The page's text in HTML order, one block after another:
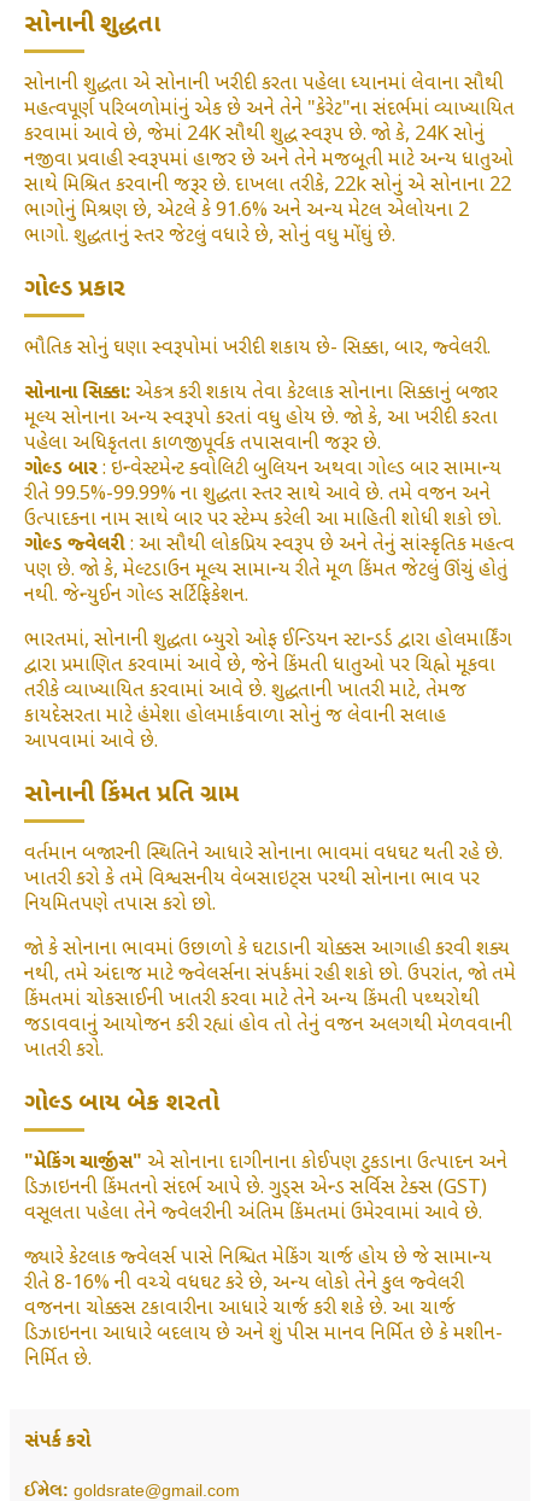
સોનાની શુદ્ધતા
સોનાની શુદ્ધતા એ સોનાની ખરીદી કરતા પહેલા ધ્યાનમાં લેવાના સૌથી
મહત્વપૂર્ણ પરિબળોમાંનું એક છે અને તેને "કેરેટ"ના સંદર્ભમાં વ્યાખ્યાયિત
કરવામાં આવે છે, જેમાં 24K સૌથી શુદ્ધ સ્વરૂપ છે. જો કે, 24K સોનું
નજીવા પ્રવાહી સ્વરૂપમાં હાજર છે અને તેને મજબૂતી માટે અન્ય ધાતુઓ
સાથે મિશ્રિત કરવાની જરૂર છે. દાખલા તરીકે, 22k સોનું એ સોનાના 22
ભાગોનું મિશ્રણ છે, એટલે કે 91.6% અને અન્ય મેટલ એલોયના 2
ભાગો. શુદ્ધતાનું સ્તર જેટલું વધારે છે, સોનું વધુ મોંઘું છે.
ગોલ્ડ પ્રકાર
ભૌતિક સોનું ઘણા સ્વરૂપોમાં ખરીદી શકાય છે- સિક્કા, બાર, જ્વેલરી.
સોનાના સિક્કા: એકત્ર કરી શકાય તેવા કેટલાક સોનાના સિક્કાનું બજાર
મૂલ્ય સોનાના અન્ય સ્વરૂપો કરતાં વધુ હોય છે. જો કે, આ ખરીદી કરતા
પહેલા અધિકૃતતા કાળજીપૂર્વક તપાસવાની જરૂર છે.
ગોલ્ડ બાર: ઇન્વેસ્ટમેન્ટ ક્વોલિટી બુલિયન અથવા ગોલ્ડ બાર સામાન્ય
રીતે 99.5%-99.99% ના શુદ્ધતા સ્તર સાથે આવે છે. તમે વજન અને
ઉત્પાદકના નામ સાથે બાર પર સ્ટેમ્પ કરેલી આ માહિતી શોધી શકો છો.
ગોલ્ડ જ્વેલરી: આ સૌથી લોકપ્રિય સ્વરૂપ છે અને તેનું સાંસ્કૃતિક મહત્વ
પણ છે. જો કે, મેલ્ટડાઉન મૂલ્ય સામાન્ય રીતે મૂળ કિંમત જેટલું ઊંચું હોતું
નથી. જેન્યુઈન ગોલ્ડ સર્ટિફિકેશન.
ભારતમાં, સોનાની શુદ્ધતા બ્યુરો ઓફ ઈન્ડિયન સ્ટાન્ડર્ડ દ્વારા હોલમાર્કિંગ
દ્વારા પ્રમાણિત કરવામાં આવે છે, જેને કિંમતી ધાતુઓ પર ચિહ્નો મૂકવા
તરીકે વ્યાખ્યાયિત કરવામાં આવે છે. શુદ્ધતાની ખાતરી માટે, તેમજ
કાયદેસરતા માટે હંમેશા હોલમાર્કવાળા સોનું જ લેવાની સલાહ
આપવામાં આવે છે.
સોનાની કિંમત પ્રતિ ગ્રામ
વર્તમાન બજારની સ્થિતિને આધારે સોનાના ભાવમાં વધઘટ થતી રહે છે.
ખાતરી કરો કે તમે વિશ્વસનીય વેબસાઇટ્સ પરથી સોનાના ભાવ પર
નિયમિતપણે તપાસ કરો છો.
જો કે સોનાના ભાવમાં ઉછાળો કે ઘટાડાની ચોક્કસ આગાહી કરવી શક્ય
નથી, તમે અંદાજ માટે જ્વેલર્સના સંપર્કમાં રહી શકો છો. ઉપરાંત, જો તમે
કિંમતમાં ચોકસાઈની ખાતરી કરવા માટે તેને અન્ય કિંમતી પથ્થરોથી
જડાવવાનું આયોજન કરી રહ્યાં હોવ તો તેનું વજન અલગથી મેળવવાની
ખાતરી કરો.
ગોલ્ડ બાય બેક શરતો
"મેકિંગ ચાર્જીસ" એ સોનાના દાગીનાના કોઈપણ ટુકડાના ઉત્પાદન અને
ડિઝાઇનની કિંમતનો સંદર્ભ આપે છે. ગુડ્સ એન્ડ સર્વિસ ટેક્સ (GST)
વસૂલતા પહેલા તેને જ્વેલરીની અંતિમ કિંમતમાં ઉમેરવામાં આવે છે.
જ્યારે કેટલાક જ્વેલર્સ પાસે નિશ્ચિત મેકિંગ ચાર્જ હોય છે જે સામાન્ય
રીતે 8-16% ની વચ્ચે વધઘટ કરે છે, અન્ય લોકો તેને કુલ જ્વેલરી
વજનના ચોક્કસ ટકાવારીના આધારે ચાર્જ કરી શકે છે. આ ચાર્જ
ડિઝાઇનના આધારે બદલાય છે અને શું પીસ માનવ નિર્મિત છે કે મશીન-
નિર્મિત છે.
સંપર્ક કરો
ઈમેલ: goldsrate@gmail.com